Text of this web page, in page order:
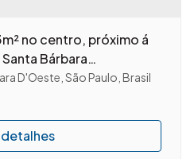
no centro, próximo á
Bárbara
D'Oeste São Paulo Brasil